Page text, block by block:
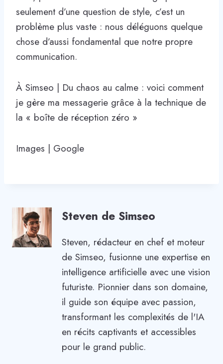
seulement d’une question de style, c’est un
problème plus vaste : nous déléguons quelque
chose d’aussi fondamental que notre propre
communication.
À Simseo | Du chaos au calme : voici comment
je gère ma messagerie grâce à la technique de
la « boîte de réception zéro »
Images | Google
Steven de Simseo
Steven, rédacteur en chef et moteur
de Simseo, fusionne une expertise en
intelligence artificielle avec une vision
futuriste. Pionnier dans son domaine,
il guide son équipe avec passion,
transformant les complexités de l'IA
en récits captivants et accessibles
pour le grand public.